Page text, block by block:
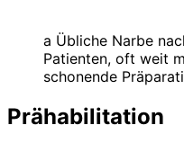
a Übliche Narbe
Patienten, oft weit
schonende
Prähabilitation